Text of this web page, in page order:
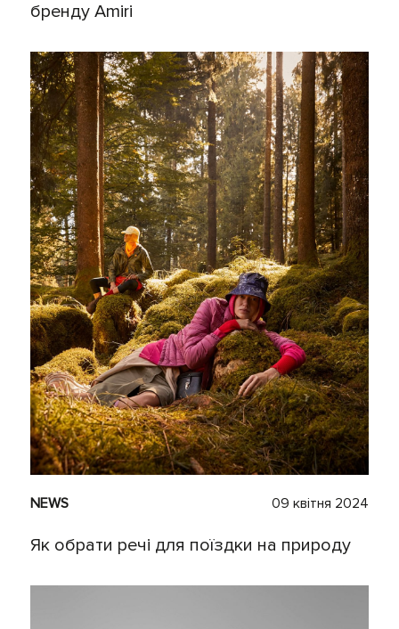
бренду Amiri
NEWS 09 квітня 2024
Як обрати речі для поїздки на природу